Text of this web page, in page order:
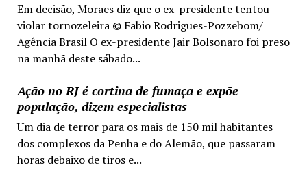
Em decisão, Moraes diz que o ex-presidente tentou
violar tornozeleira © Fabio Rodrigues-Pozzebom/
Agência Brasil O ex-presidente Jair Bolsonaro foi preso
na manhã deste sábado...
Ação no RJ é cortina de fumaça e expõe
população, dizem especialistas
Um dia de terror para os mais de 150 mil habitantes
dos complexos da Penha e do Alemão, que passaram
horas debaixo de tiros e...